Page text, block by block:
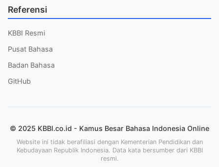
Referensi
KBBI Resmi
Pusat Bahasa
Badan Bahasa
GitHub
© 2025 KBBI.co.id - Kamus Besar Bahasa Indonesia Online
Website ini tidak berafiliasi dengan Kementerian Pendidikan dan
Kebudayaan Republik Indonesia. Data kata bersumber dari KBBI
resmi.